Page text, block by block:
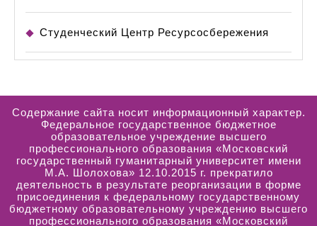
Студенческий Центр Ресурсосбережения
Содержание сайта носит информационный характер.
Федеральное государственное бюджетное
образовательное учреждение высшего
профессионального образования «Московский
государственный гуманитарный университет имени
М.А. Шолохова» 12.10.2015 г. прекратило
деятельность в результате реорганизации в форме
присоединения к федеральному государственному
бюджетному образовательному учреждению высшего
профессионального образования «Московский